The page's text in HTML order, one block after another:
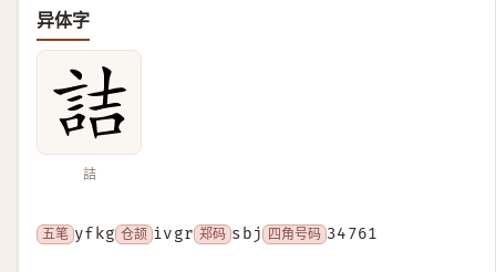
异体字
詰
五笔 yfkg 仓颉 ivgr 郑码 sbj 四角号码 34761